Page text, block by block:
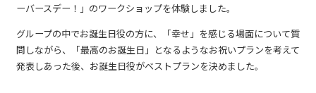
ーバースデー！」のワークショップを体験しました。
グループの中でお誕生日役の方に、「幸せ」を感じる場面について質
問しながら、「最高のお誕生日」となるようなお祝いプランを考えて
発表しあった後、お誕生日役がベストプランを決めました。